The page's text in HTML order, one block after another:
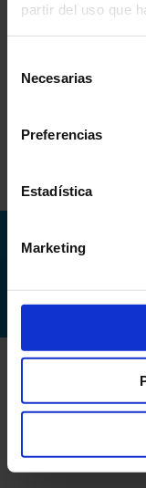
partir del uso que
Necesarias
Preferencias
Estadística
Marketing
Entradas